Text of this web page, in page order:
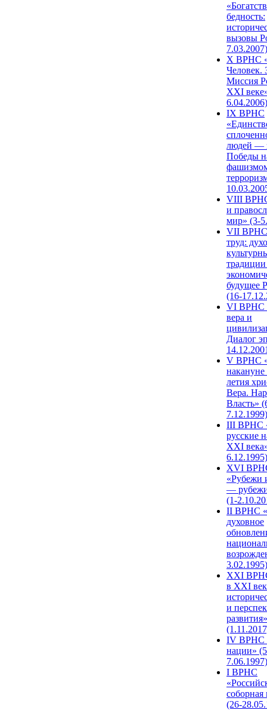
бедность:
вызовы
7.03.2007)
X ВРНС
Человек.
Миссия
XXI
6.04.2006)
IX ВРНС
людей —
Победы
VIII
и
мир» (3-
VII ВРНС
труд:
будущее
(16-
VI ВРНС
вера и
Диалог
V ВРНС
накануне
летия
Вера.
Власть»
7.12.1999)
III ВРНС
русские
XXI
6.12.1995)
XVI
«Рубежи
—
(1-
II ВРНС
духовное
3.02.1995)
XХI
в XXI
и
развития»
IV ВРНС
нации»
7.06.1997)
I ВРНС
(26-